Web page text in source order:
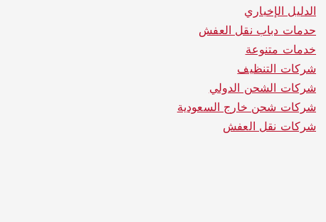
الدليل الإخباري
حدمات دباب نقل العفش
خدمات متنوعة
شركات التنظيف
شركات الشحن الدولي
شركات شحن خارج السعودية
شركات نقل العفش